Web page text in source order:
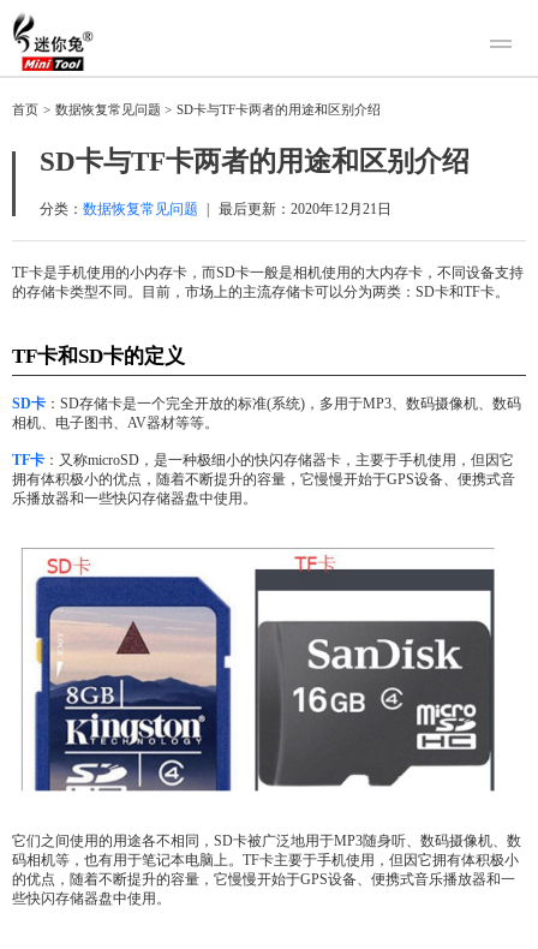
产品
迷你兔分区向导
下载
购买
帮助中心
关于我们
联系我们
首页 > 数据恢复常见问题 > SD卡与TF卡两者的用途和区别介绍
SD卡与TF卡两者的用途和区别介绍
分类： 数据恢复常见问题 最后更新： 2020年12月21日
TF卡是手机使用的小内存卡，而SD卡一般是相机使用的大内存卡，不同设备支持
的存储卡类型不同。目前，市场上的主流存储卡可以分为两类：SD卡和TF卡。
TF卡和SD卡的定义
SD卡 ：SD存储卡是一个完全开放的标准(系统)，多用于MP3、数码摄像机、数码
相机、电子图书、AV器材等等。
TF卡 ：又称microSD，是一种极细小的快闪存储器卡，主要于手机使用，但因它
拥有体积极小的优点，随着不断提升的容量，它慢慢开始于GPS设备、便携式音
乐播放器和一些快闪存储器盘中使用。
它们之间使用的用途各不相同，SD卡被广泛地用于MP3随身听、数码摄像机、数
码相机等，也有用于笔记本电脑上。TF卡主要于手机使用，但因它拥有体积极小
的优点，随着不断提升的容量，它慢慢开始于GPS设备、便携式音乐播放器和一
些快闪存储器盘中使用。